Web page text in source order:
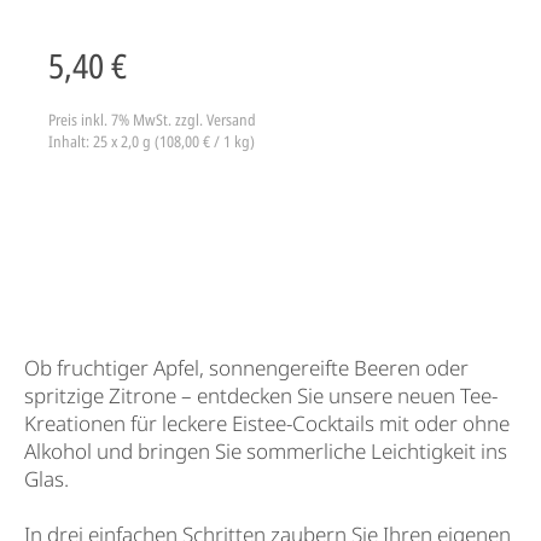
5,40 €
Preis inkl. 7% MwSt. zzgl. Versand
Inhalt: 25 x 2,0 g (108,00 € / 1 kg)
Ob fruchtiger Apfel, sonnengereifte Beeren oder
spritzige Zitrone – entdecken Sie unsere neuen Tee-
Kreationen für leckere Eistee-Cocktails mit oder ohne
Alkohol und bringen Sie sommerliche Leichtigkeit ins
Glas.
In drei einfachen Schritten zaubern Sie Ihren eigenen